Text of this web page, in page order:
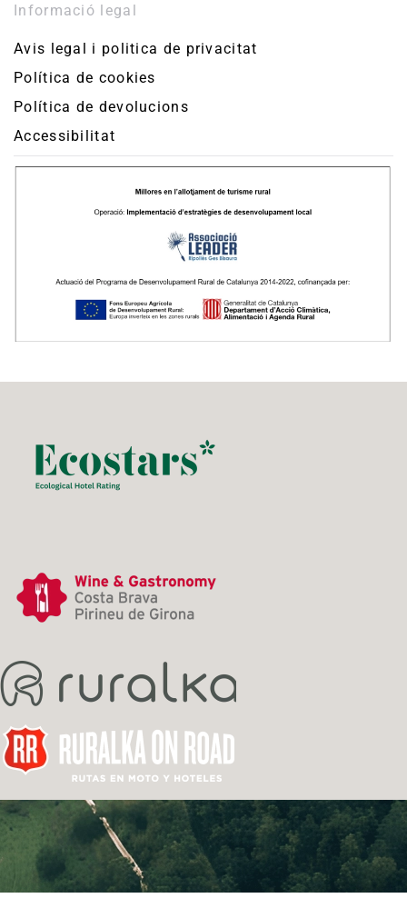
Informació legal
Avis legal i politica de privacitat
Política de cookies
Política de devolucions
Accessibilitat